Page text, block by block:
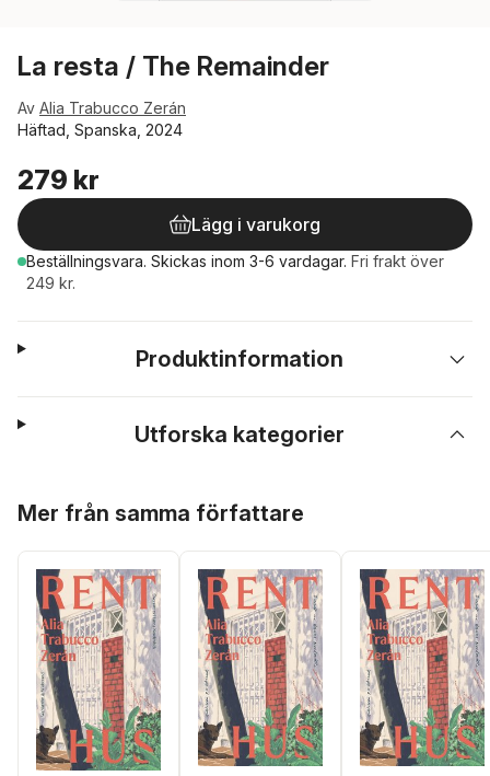
La resta / The Remainder
Av Alia Trabucco Zerán
Häftad, Spanska, 2024
279 kr
Lägg i varukorg
Beställningsvara. Skickas inom 3-6 vardagar. Fri frakt över
249 kr.
Produktinformation
Utforska kategorier
Mer från samma författare